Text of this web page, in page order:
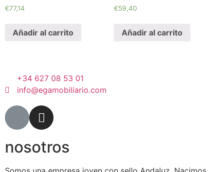
€77,14
Añadir al carrito
€59,40
Añadir al carrito
+34 627 08 53 01
info@egamobiliario.com
nosotros